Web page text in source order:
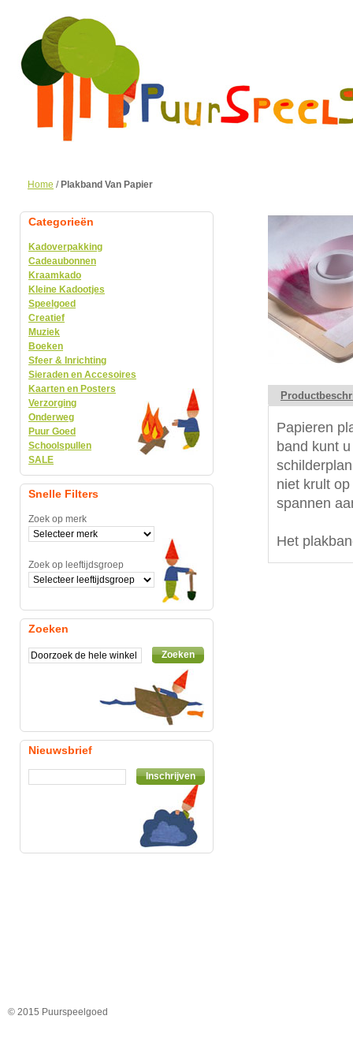
Home / Plakband Van Papier
Papieren
band kunt
niet krult
spannen
Het
Categorieën
Kadoverpakking
Cadeaubonnen
Kraamkado
Kleine Kadootjes
Speelgoed
Creatief
Muziek
Boeken
Sfeer & Inrichting
Sieraden en Accesoires
Kaarten en Posters
Verzorging
Onderweg
Puur Goed
Schoolspullen
SALE
Snelle Filters
Zoek op merk
Zoek op leeftijdsgroep
Zoeken
Zoeken
Nieuwsbrief
Inschrijven
© 2015 Puurspeelgoed